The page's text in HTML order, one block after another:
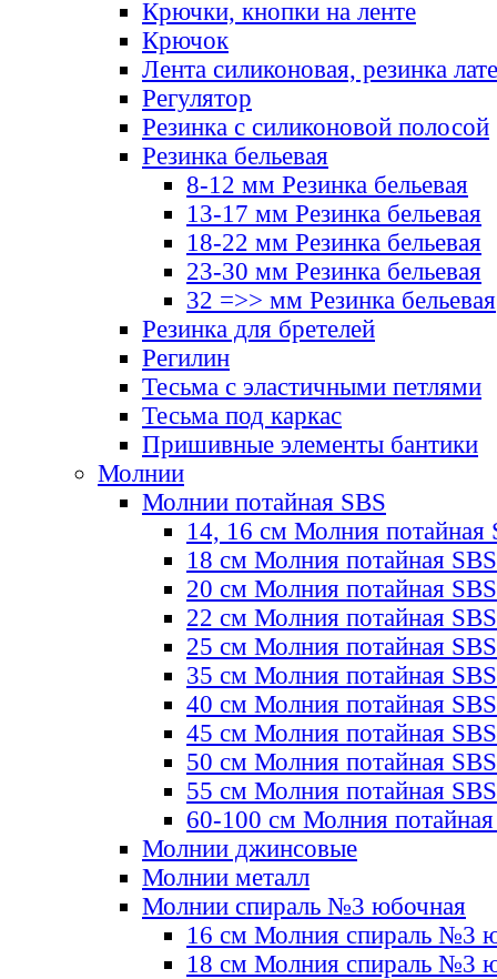
Крючки, кнопки на ленте
Крючок
Лента силиконовая, резинка
Регулятор
Резинка с силиконовой полосой
Резинка бельевая
8-12 мм Резинка бельевая
13-17 мм Резинка бельевая
18-22 мм Резинка бельевая
23-30 мм Резинка бельевая
32 =>> мм Резинка бельевая
Резинка для бретелей
Регилин
Тесьма с эластичными петлями
Тесьма под каркас
Пришивные элементы бантики
Молнии
Молнии потайная SBS
14, 16 см Молния потайная
18 см Молния потайная SBS
20 см Молния потайная SBS
22 см Молния потайная SBS
25 см Молния потайная SBS
35 см Молния потайная SBS
40 см Молния потайная SBS
45 см Молния потайная SBS
50 см Молния потайная SBS
55 см Молния потайная SBS
60-100 см Молния
Молнии джинсовые
Молнии металл
Молнии спираль №3 юбочная
16 см Молния спираль №3
18 см Молния спираль №3